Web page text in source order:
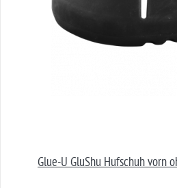
Glue-U GluShu Hufschuh vorn